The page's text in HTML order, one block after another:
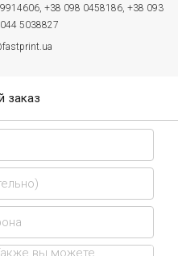
+38 098 0458186, +38 093
5038827
заказ